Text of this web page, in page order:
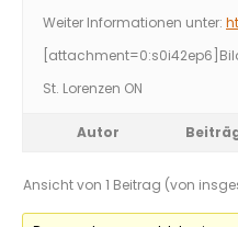
Weiter Informationen unter:
[attachment=0:s0i42ep6]
St. Lorenzen ON
Autor
Ansicht von 1 Beitrag (von